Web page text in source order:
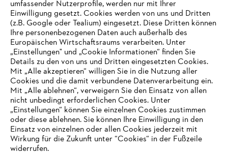
Unternehmen
Online Shop
Service
IHR BROWSER WIRD NICHT
UNTERSTÜTZT
umfassender Nutzerprofile, werden nur mit Ihrer
Einwilligung gesetzt. Cookies werden von uns und Dritten
(z.B. Google oder Tealium) eingesetzt. Diese Dritten können
Ihre personenbezogenen Daten auch außerhalb des
Europäischen Wirtschaftsraums verarbeiten. Unter
„Einstellungen" und „Cookie Informationen“ finden Sie
Details zu den von uns und Dritten eingesetzten Cookies.
Mit „Alle akzeptieren“ willigen Sie in die Nutzung aller
Cookies und die damit verbundene Datenverarbeitung ein.
Mit „Alle ablehnen“, verweigern Sie den Einsatz von allen
nicht unbedingt erforderlichen Cookies. Unter
„Einstellungen“ können Sie einzelnen Cookies zustimmen
oder diese ablehnen. Sie können Ihre Einwilligung in den
Einsatz von einzelnen oder allen Cookies jederzeit mit
Wirkung für die Zukunft unter “Cookies“ in der Fußzeile
widerrufen.